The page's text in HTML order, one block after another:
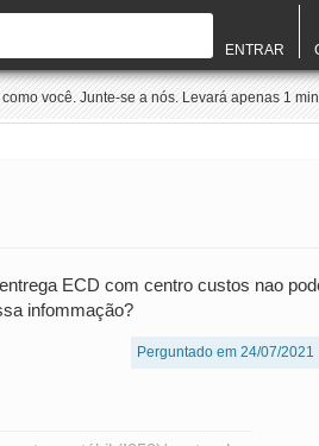
ENTRAR
você. Junte-se a nós. Levará apenas 1
ECD com centro custos nao
infommação?
Perguntado em 24/07/2021